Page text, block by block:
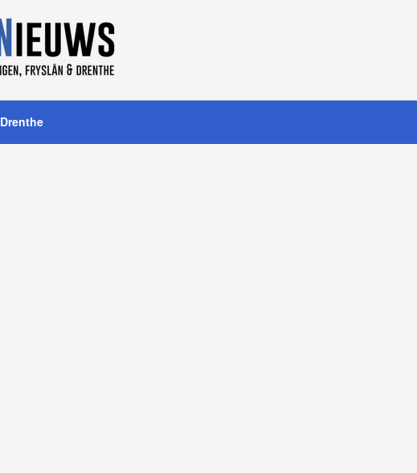
Drenthe